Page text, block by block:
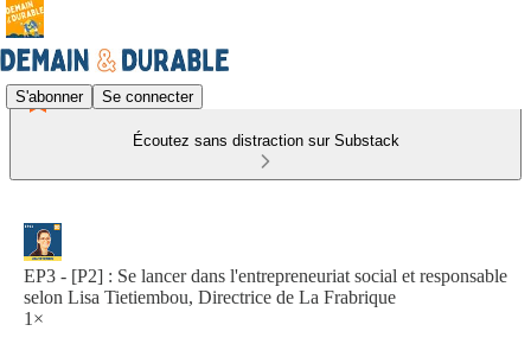
S'abonner Se connecter
Écoutez sans distraction sur Substack
EP3 - [P2] : Se lancer dans l'entrepreneuriat social et responsable
selon Lisa Tietiembou, Directrice de La Frabrique
1×